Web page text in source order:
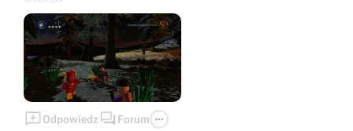
Odpowiedz  Forum 